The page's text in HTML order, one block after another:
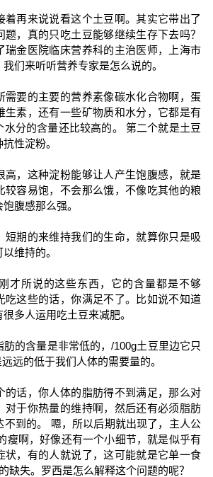
着再来说说看这个土豆啊。其实它带出了
，真的只吃土豆能够继续生存下去吗？
瑞金医院临床营养科的主治医师，上海市
们来听听营养专家是怎么说的。
需要的主要的营养素像碳水化合物啊，蛋
生素，还有一些矿物质和水分，它都是有
水分的含量还比较高的。 第二个就是土豆
性淀粉。
高，这种淀粉能够让人产生饱腹感，就是
较容易饱，不会那么饿，不像吃其他的粮
腹感那么强。
短期的来维持我们的生命，就算你只是吸
维持的。
才所说的这些东西，它的含量都是不够
吃这些的话，你满足不了。比如说不知道
多人运用吃土豆来减肥。
的含量是非常低的，/100g土豆里边它只
远的低于我们人体的需要量的。
的话，你人体的脂肪得不到满足，那么对
对于你热量的维持啊，然后还有必须脂肪
不到的。 嗯，所以后期就出现了，主人公
瘦啊，好像还有一个小细节，就是似乎有
状，有的人就说了，这可能就是它单一食
缺失。罗西是怎么解释这个问题的呢？